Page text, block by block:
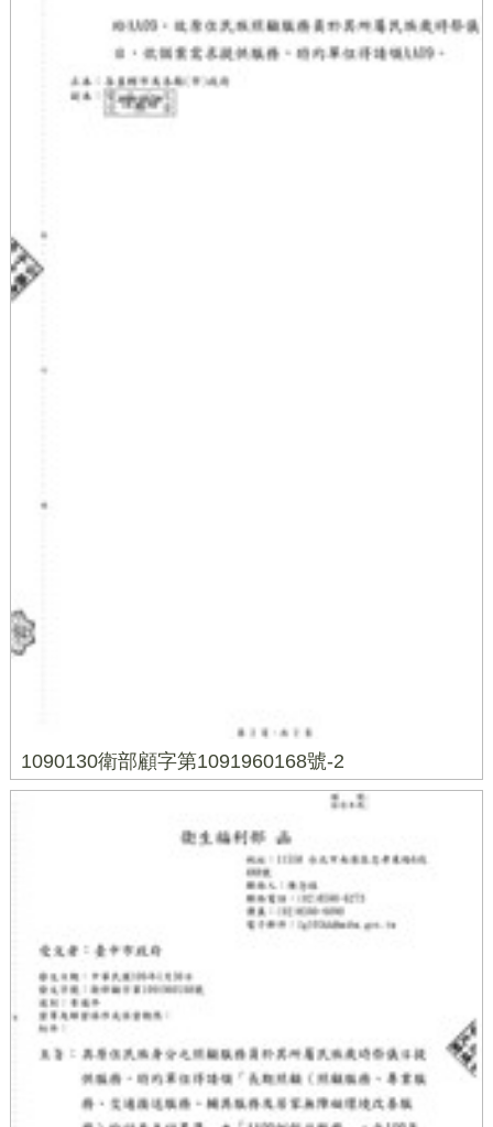
1090130衛部顧字第1091960168號-2